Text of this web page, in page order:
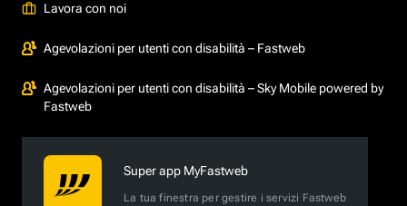
Lavora con noi
Agevolazioni per utenti con disabilità – Fastweb
Agevolazioni per utenti con disabilità – Sky Mobile powered by
Fastweb
Super app MyFastweb
La tua finestra per gestire i servizi Fastweb